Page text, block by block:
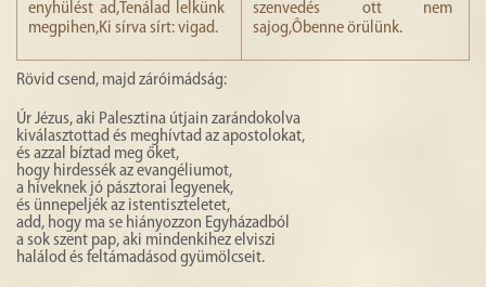
enyhülést ad,Tenálad lelkünk
megpihen,Ki sírva sírt: vigad.
szenvedés ott nem
sajog,Ôbenne örülünk.
Rövid csend, majd záróimádság:
Úr Jézus, aki Palesztina útjain zarándokolva
kiválasztottad és meghívtad az apostolokat,
és azzal bíztad meg őket,
hogy hirdessék az evangéliumot,
a híveknek jó pásztorai legyenek,
és ünnepeljék az istentiszteletet,
add, hogy ma se hiányozzon Egyházadból
a sok szent pap, aki mindenkihez elviszi
halálod és feltámadásod gyümölcseit.